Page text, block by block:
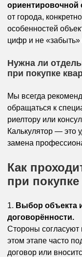
ориентировочной
от города,
особенностей
цифр и не «забыть»
Нужна ли
при покупке
Мы всегда
обращаться к
риелтору или
Калькулятор — это
замена
Как
при
Выбор объекта
договорённости.
Стороны согласуют
этом этапе часто
договор или